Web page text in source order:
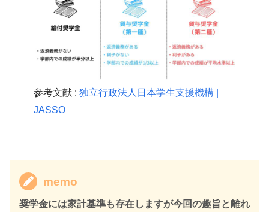
参考文献 : 独立行政法人日本学生支援機構 |
JASSO
memo
奨学金には家計基準も存在しますが今回の趣旨と離れ